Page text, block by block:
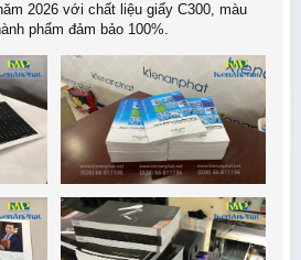
rất nhiều tùy thuộc vào độ phủ
Catalogue Số Lượng
Tranh)
tiêu chuẩn cho số lượng lớn (thường
Đây là lựa chọn tối ưu về mặt kinh tế
dài hạn.
2026 với chất liệu giấy C300, màu
phẩm đảm bảo 100%.